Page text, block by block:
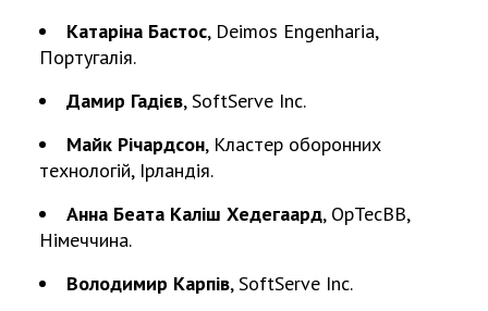
Катаріна Бастос, Deimos Engenharia,
Португалія.
Дамир Гадієв, SoftServe Inc.
Майк Річардсон, Кластер оборонних
технологій, Ірландія.
Анна Беата Каліш Хедегаард, OpTecBB,
Німеччина.
Володимир Карпів, SoftServe Inc.